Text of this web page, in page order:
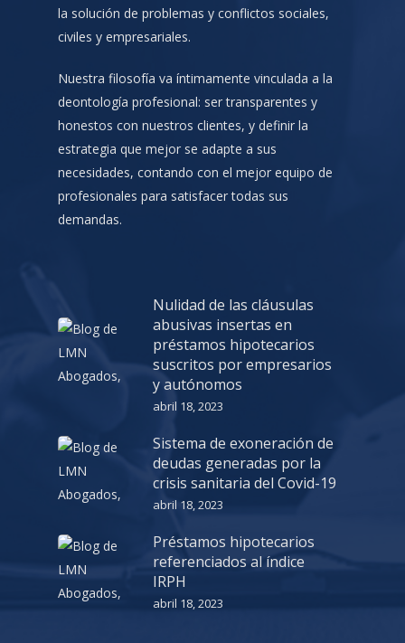
la solución de problemas y conflictos sociales,
civiles y empresariales.
Nuestra filosofía va íntimamente vinculada a la
deontología profesional: ser transparentes y
honestos con nuestros clientes, y definir la
estrategia que mejor se adapte a sus
necesidades, contando con el mejor equipo de
profesionales para satisfacer todas sus
demandas.
Nulidad de las cláusulas
abusivas insertas en
préstamos hipotecarios
suscritos por empresarios
y autónomos
abril 18, 2023
Sistema de exoneración de
deudas generadas por la
crisis sanitaria del Covid-19
abril 18, 2023
Préstamos hipotecarios
referenciados al índice
IRPH
abril 18, 2023